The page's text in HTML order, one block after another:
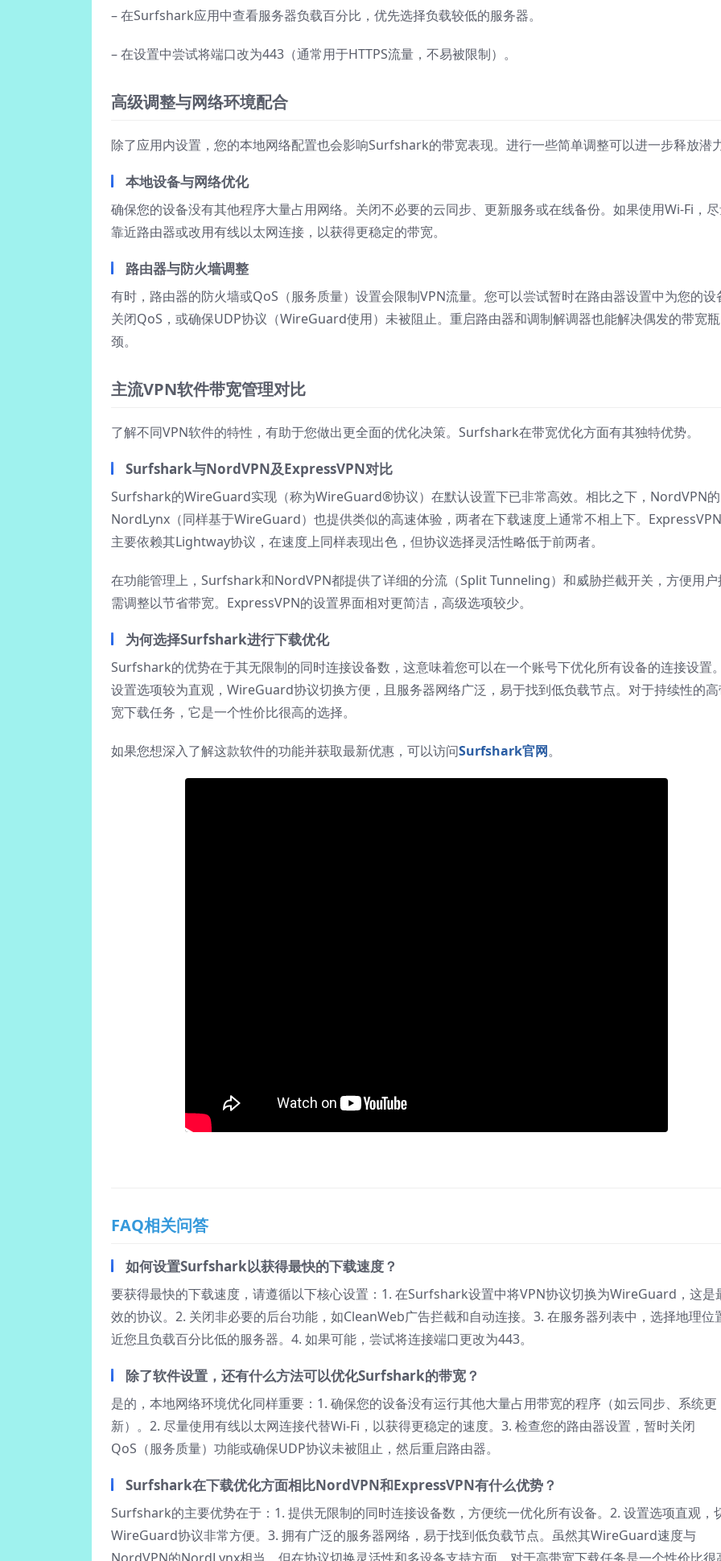
– 在Surfshark应用中查看服务器负载百分比，优先选择负载较低的服务器。
– 在设置中尝试将端口改为443（通常用于HTTPS流量，不易被限制）。
高级调整与网络环境配合
除了应用内设置，您的本地网络配置也会影响Surfshark的带宽表现。进行一些简单调整可以进一步释放潜力
本地设备与网络优化
确保您的设备没有其他程序大量占用网络。关闭不必要的云同步、更新服务或在线备份。如果使用Wi-Fi，
靠近路由器或改用有线以太网连接，以获得更稳定的带宽。
路由器与防火墙调整
有时，路由器的防火墙或QoS（服务质量）设置会限制VPN流量。您可以尝试暂时在路由器设置中为您的设
关闭QoS，或确保UDP协议（WireGuard使用）未被阻止。重启路由器和调制解调器也能解决偶发的带宽瓶
颈。
主流VPN软件带宽管理对比
了解不同VPN软件的特性，有助于您做出更全面的优化决策。Surfshark在带宽优化方面有其独特优势。
Surfshark与NordVPN及ExpressVPN对比
Surfshark的WireGuard实现（称为WireGuard®协议）在默认设置下已非常高效。相比之下，NordVPN的
NordLynx（同样基于WireGuard）也提供类似的高速体验，两者在下载速度上通常不相上下。
主要依赖其Lightway协议，在速度上同样表现出色，但协议选择灵活性略低于前两者。
在功能管理上，Surfshark和NordVPN都提供了详细的分流（Split Tunneling）和威胁拦截开关，方便用户
需调整以节省带宽。ExpressVPN的设置界面相对更简洁，高级选项较少。
为何选择Surfshark进行下载优化
Surfshark的优势在于其无限制的同时连接设备数，这意味着您可以在一个账号下优化所有设备的连接设置
设置选项较为直观，WireGuard协议切换方便，且服务器网络广泛，易于找到低负载节点。对于持续性的
宽下载任务，它是一个性价比很高的选择。
如果您想深入了解这款软件的功能并获取最新优惠，可以访问Surfshark官网。
FAQ相关问答
如何设置Surfshark以获得最快的下载速度？
要获得最快的下载速度，请遵循以下核心设置：1. 在Surfshark设置中将VPN协议切换为WireGuard，这是
效的协议。2. 关闭非必要的后台功能，如CleanWeb广告拦截和自动连接。3. 在服务器列表中，选择地理位
近您且负载百分比低的服务器。4. 如果可能，尝试将连接端口更改为443。
除了软件设置，还有什么方法可以优化Surfshark的带宽？
是的，本地网络环境优化同样重要：1. 确保您的设备没有运行其他大量占用带宽的程序（如云同步、系统更
新）。2. 尽量使用有线以太网连接代替Wi-Fi，以获得更稳定的速度。3. 检查您的路由器设置，暂时关闭
QoS（服务质量）功能或确保UDP协议未被阻止，然后重启路由器。
Surfshark在下载优化方面相比NordVPN和ExpressVPN有什么优势？
Surfshark的主要优势在于：1. 提供无限制的同时连接设备数，方便统一优化所有设备。2. 设置选项直观，
WireGuard协议非常方便。3. 拥有广泛的服务器网络，易于找到低负载节点。虽然其WireGuard速度与
NordVPN的NordLynx相当，但在协议切换灵活性和多设备支持方面，对于高带宽下载任务是一个性价比很